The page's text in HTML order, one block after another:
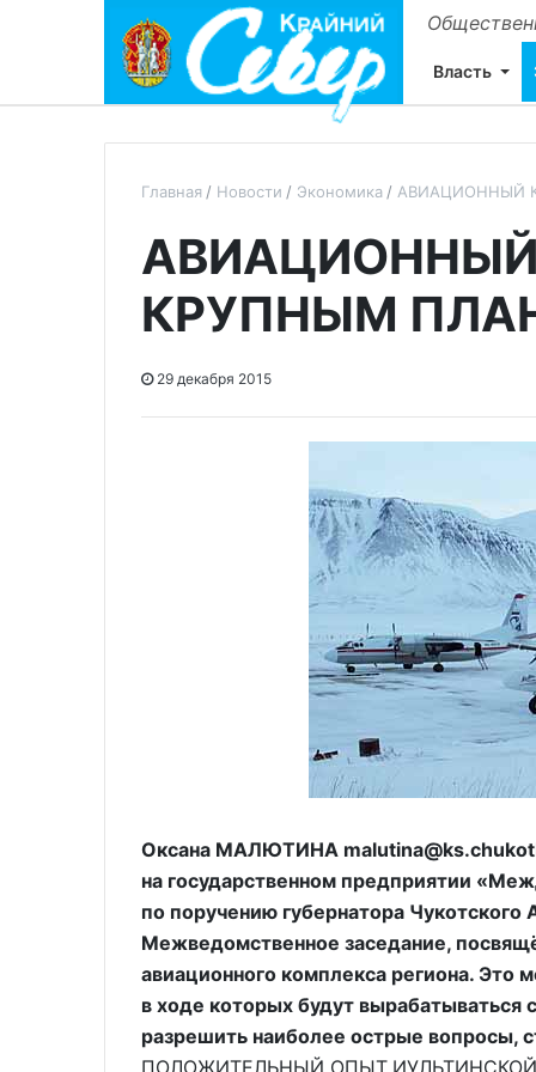
Власть
Главная Новости Экономика АВИАЦИОННЫЙ
КРУПНЫМ
29 декабря 2015
Оксана МАЛЮТИНА
на государственном предприятии
по поручению губернатора
Межведомственное заседание,
авиационного комплекса региона. Это
в ходе которых будут
разрешить наиболее острые вопросы,
ПОЛОЖИТЕЛЬНЫЙ ОПЫТ ИУЛЬТИНСКОЙ